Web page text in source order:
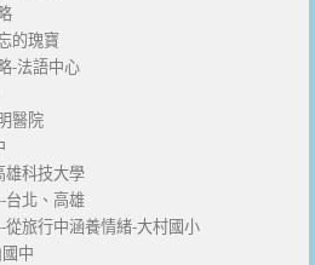
的瑰寶
-法語中心
醫院
雄科技大學
台北、高雄
旅行中涵養情緒-大村國小
中